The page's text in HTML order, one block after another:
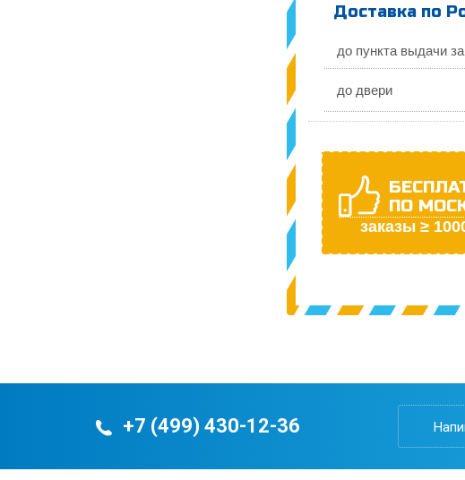
Доставка по
до пункта выдачи
до двери
ПО
заказы ≥
+7 (499) 430-12-36